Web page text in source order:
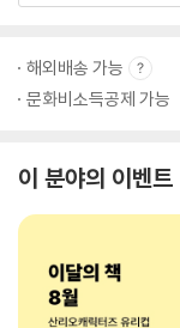
해외배송 가능
문화비소득공제 가능
이 분야의 이벤트